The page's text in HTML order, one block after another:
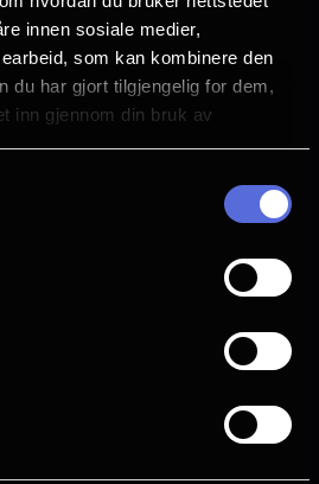
innen sosiale medier,
som kan kombinere den
du har gjort tilgjengelig for dem,
inn gjennom din bruk av
Ringerike historielag
å hedre
og markere hendelsen